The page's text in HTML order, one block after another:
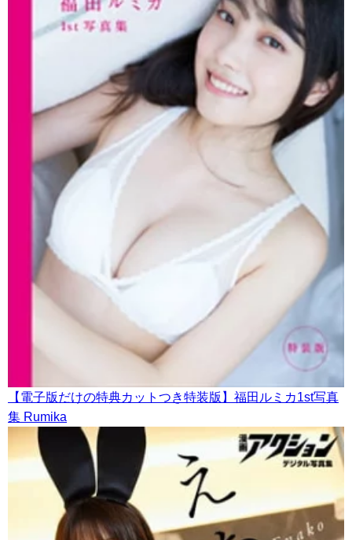
【電子版だけの特典カットつき特装版】福田ルミカ1st写真
集 Rumika